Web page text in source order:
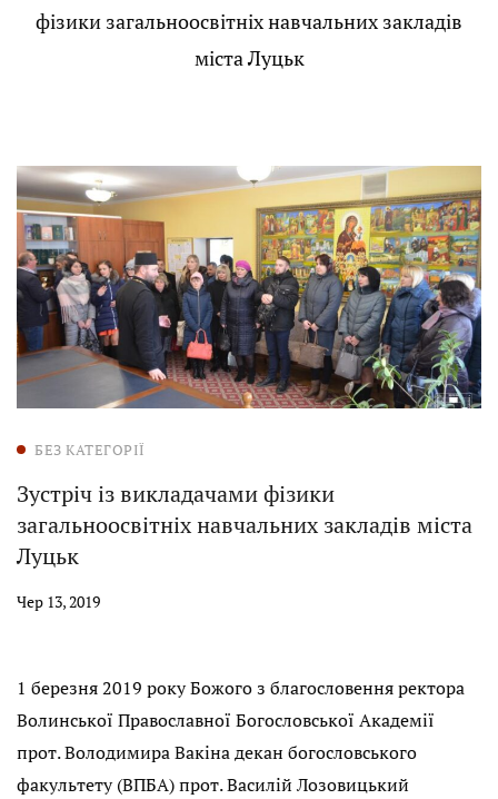
фізики загальноосвітніх навчальних закладів
міста Луцьк
БЕЗ КАТЕГОРІЇ
Зустріч із викладачами фізики
загальноосвітніх навчальних закладів міста
Луцьк
Чер 13, 2019
1 березня 2019 року Божого з благословення ректора
Волинської Православної Богословської Академії
прот. Володимира Вакіна декан богословського
факультету (ВПБА) прот. Василій Лозовицький